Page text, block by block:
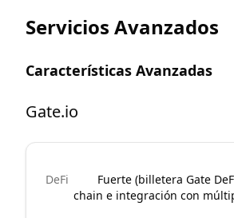
Servicios Avanzados
Características Avanzadas
Gate.io
DeFi
Fuerte (billetera Gate
chain e integración con